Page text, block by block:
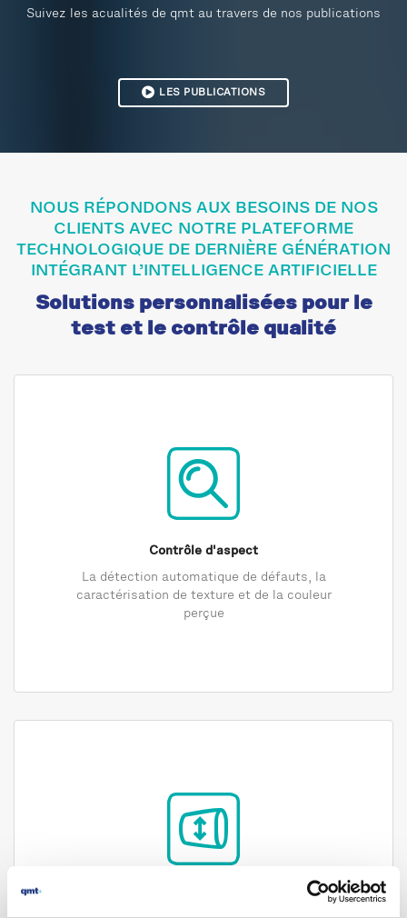
Suivez les acualités de qmt au travers de nos publications
LES PUBLICATIONS
NOUS RÉPONDONS AUX BESOINS DE NOS
CLIENTS AVEC NOTRE PLATEFORME
TECHNOLOGIQUE DE DERNIÈRE GÉNÉRATION
INTÉGRANT L’INTELLIGENCE ARTIFICIELLE
Solutions personnalisées pour le
test et le contrôle qualité
Contrôle d'aspect
La détection automatique de défauts, la
caractérisation de texture et de la couleur
perçue